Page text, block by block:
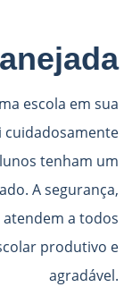
escola em sua
cuidadosamente
tenham um
A segurança,
a todos
produtivo e
agradável.